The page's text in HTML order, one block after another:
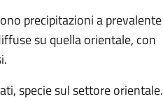
precipitazioni a prevalente
su quella orientale, con
specie sul settore orientale.